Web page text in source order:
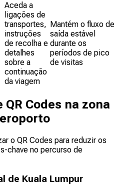
Aceda a
ligações de
transportes,
instruções
de recolha e
detalhes
sobre a
continuação
da viagem
Mantém o fluxo de
saída estável
durante os
períodos de pico
de visitas
Codes na zona
o QR Codes para reduzir os
chave no percurso de
de Kuala Lumpur